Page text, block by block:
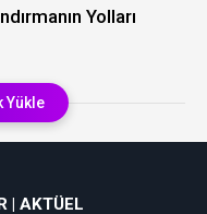
Yolları
Yükle
| AKTÜEL